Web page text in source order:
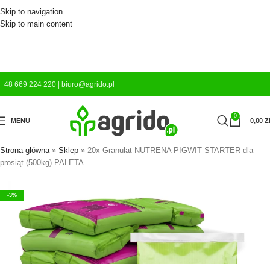
Skip to navigation
Skip to main content
+48 669 224 220 biuro@agrido.pl
MENU
0
0,00
Strona główna» Sklep » 20x Granulat NUTRENA PIGWIT STARTER dla
prosiąt (500kg) PALETA
-3%